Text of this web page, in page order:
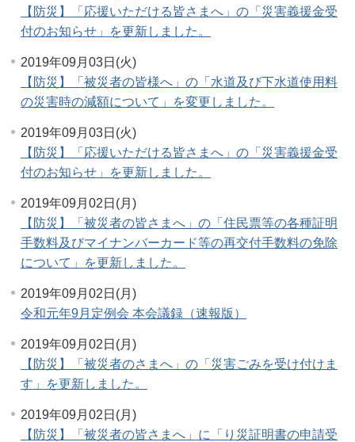
【防災】「応援いただける皆さまへ」の「災害義援金受
付のお知らせ」を更新しました。
2019年09月03日(火)
【防災】「被災者の皆様へ」の「水道及び下水道使用料
の災害時の減額について」を変更しました。
2019年09月03日(火)
【防災】「応援いただける皆さまへ」の「災害義援金受
付のお知らせ」を更新しました。
2019年09月02日(月)
【防災】「被災者の皆さまへ」の「住民票等の各種証明
手数料及びマイナンバーカード等の再交付手数料の免除
について」を更新しました。
2019年09月02日(月)
令和元年9月定例会 本会議録（速報版）
2019年09月02日(月)
【防災】「被災者のさまへ」の「災害ごみを受け付けま
す」を更新しました。
2019年09月02日(月)
【防災】「被災者の皆さまへ」に「り災証明書の申請受